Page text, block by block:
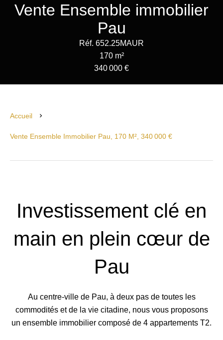
Vente Ensemble immobilier
Pau
Réf. 652.25MAUR
170 m²
340 000 €
Accueil
Vente Ensemble Immobilier Pau, 170 M², 340 000 €
Investissement clé en
main en plein cœur de
Pau
Au centre-ville de Pau, à deux pas de toutes les
commodités et de la vie citadine, nous vous proposons
un ensemble immobilier composé de 4 appartements T2.